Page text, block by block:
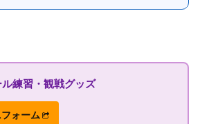
練習・観戦グッズ
ォーム